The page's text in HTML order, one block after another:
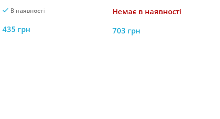
контролем
В наявності
435 грн
Немає в наявності
703 грн